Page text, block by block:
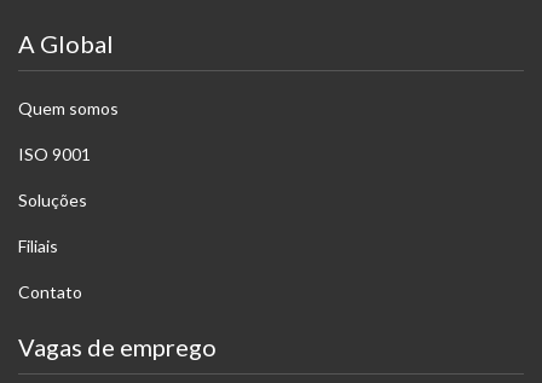
A Global
Quem somos
ISO 9001
Soluções
Filiais
Contato
Vagas de emprego